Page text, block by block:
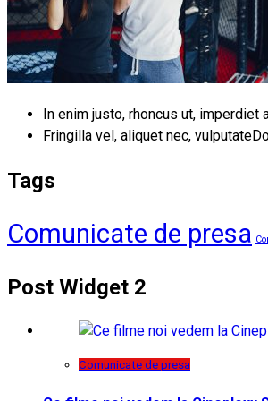
In enim justo, rhoncus ut, imperdiet
Fringilla vel, aliquet nec,
Tags
Comunicate de presa
Post Widget 2
Comunicate de presa